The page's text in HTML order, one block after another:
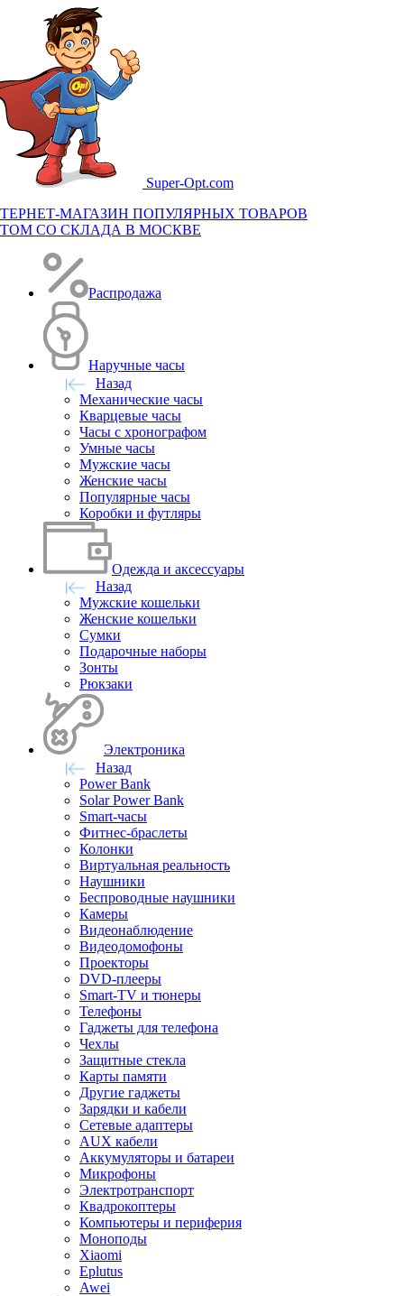
Super-Opt.com
МАГАЗИН ПОПУЛЯРНЫХ ТОВАРОВ
СО СКЛАДА В МОСКВЕ
Распродажа
Наручные часы
Назад
Механические часы
Кварцевые часы
Часы с хронографом
Умные часы
Мужские часы
Женские часы
Популярные часы
Коробки и футляры
Одежда и аксессуары
Назад
Мужские кошельки
Женские кошельки
Сумки
Подарочные наборы
Зонты
Рюкзаки
Электроника
Назад
Power Bank
Solar Power Bank
Smart-часы
Фитнес-браслеты
Колонки
Виртуальная реальность
Наушники
Беспроводные наушники
Камеры
Видеонаблюдение
Видеодомофоны
Проекторы
DVD-плееры
Smart-TV и тюнеры
Телефоны
Гаджеты для телефона
Чехлы
Защитные стекла
Карты памяти
Другие гаджеты
Зарядки и кабели
Сетевые адаптеры
AUX кабели
Аккумуляторы и батареи
Микрофоны
Электротранспорт
Квадрокоптеры
Компьютеры и периферия
Моноподы
Xiaomi
Eplutus
Awei